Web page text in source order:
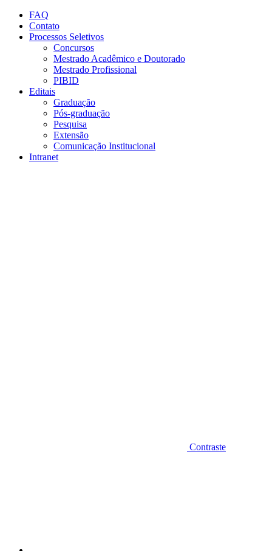
Conteúdo principal
FAQ
Contato
Processos Seletivos
Concursos
Mestrado Acadêmico e Doutorado
Mestrado Profissional
PIBID
Editais
Graduação
Pós-graduação
Pesquisa
Extensão
Comunicação Institucional
Intranet
Contraste